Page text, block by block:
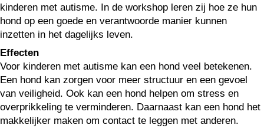
kinderen met autisme. In de workshop leren zij hoe ze hun
hond op een goede en verantwoorde manier kunnen
inzetten in het dagelijks leven.
Effecten
Voor kinderen met autisme kan een hond veel betekenen.
Een hond kan zorgen voor meer structuur en een gevoel
van veiligheid. Ook kan een hond helpen om stress en
overprikkeling te verminderen. Daarnaast kan een hond het
makkelijker maken om contact te leggen met anderen.